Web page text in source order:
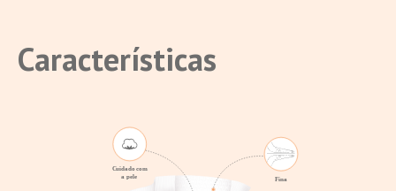
Características